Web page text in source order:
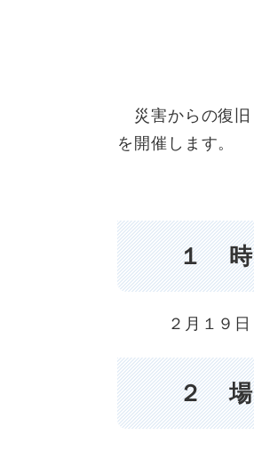
災害からの復旧
を開催します。
１ 時
２ 月１９
２ 場